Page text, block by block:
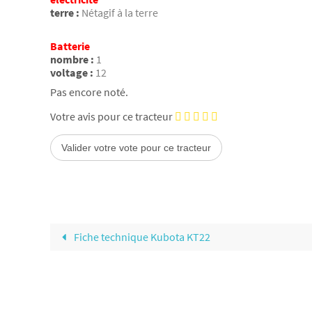
terre : Nétagif à la terre
Batterie
nombre : 1
voltage : 12
Pas encore noté.
Votre avis pour ce tracteur
Fiche technique Kubota KT22